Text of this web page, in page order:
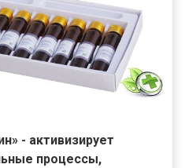
- активизирует
процессы,